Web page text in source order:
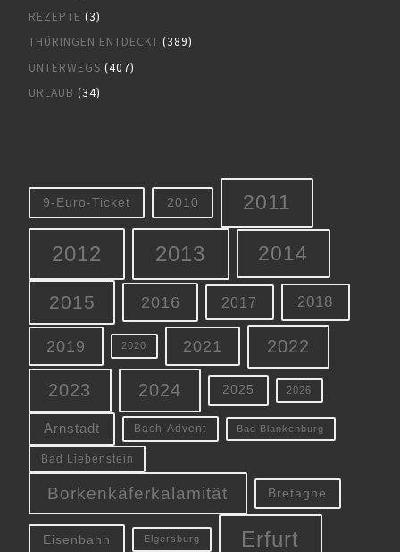
REZEPTE (3)
THÜRINGEN ENTDECKT (389)
UNTERWEGS (407)
URLAUB (34)
9-Euro-Ticket 2010 2011
2012 2013 2014
2015 2016 2017 2018
2019 2020 2021 2022
2023 2024 2025 2026
Arnstadt Bach-Advent Bad Blankenburg
Bad Liebenstein
Borkenkäferkalamität Bretagne
Eisenbahn Elgersburg Erfurt